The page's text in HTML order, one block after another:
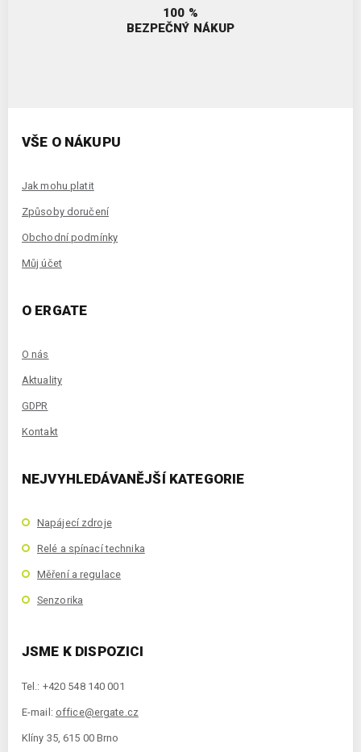
100 %
BEZPEČNÝ NÁKUP
VŠE O NÁKUPU
Jak mohu platit
Způsoby doručení
Obchodní podmínky
Můj účet
O ERGATE
O nás
Aktuality
GDPR
Kontakt
NEJVYHLEDÁVANĚJŠÍ KATEGORIE
Napájecí zdroje
Relé a spínací technika
Měření a regulace
Senzorika
JSME K DISPOZICI
Tel.: +420 548 140 001
E-mail: office@ergate.cz
Klíny 35, 615 00 Brno